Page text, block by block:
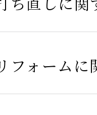
フォームに